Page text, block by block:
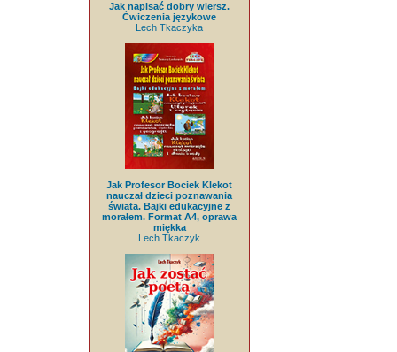
Jak napisać dobry wiersz.
Ćwiczenia językowe
Lech Tkaczyka
Jak Profesor Bociek Klekot
nauczał dzieci poznawania
świata. Bajki edukacyjne z
morałem. Format A4, oprawa
miękka
Lech Tkaczyk